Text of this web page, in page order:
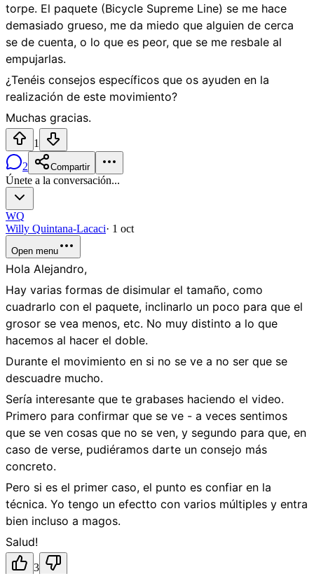
torpe. El paquete (Bicycle Supreme Line) se me hace
demasiado grueso, me da miedo que alguien de cerca
se de cuenta, o lo que es peor, que se me resbale al
empujarlas.
¿Tenéis consejos específicos que os ayuden en la
realización de este movimiento?
Muchas gracias.
1
2
Compartir
Únete a la conversación...
WQ
Willy Quintana-Lacaci· 1 oct
Open menu
Hola Alejandro,
Hay varias formas de disimular el tamaño, como
cuadrarlo con el paquete, inclinarlo un poco para que el
grosor se vea menos, etc. No muy distinto a lo que
hacemos al hacer el doble.
Durante el movimiento en si no se ve a no ser que se
descuadre mucho.
Sería interesante que te grabases haciendo el video.
Primero para confirmar que se ve - a veces sentimos
que se ven cosas que no se ven, y segundo para que, en
caso de verse, pudiéramos darte un consejo más
concreto.
Pero si es el primer caso, el punto es confiar en la
técnica. Yo tengo un efectto con varios múltiples y entra
bien incluso a magos.
Salud!
3